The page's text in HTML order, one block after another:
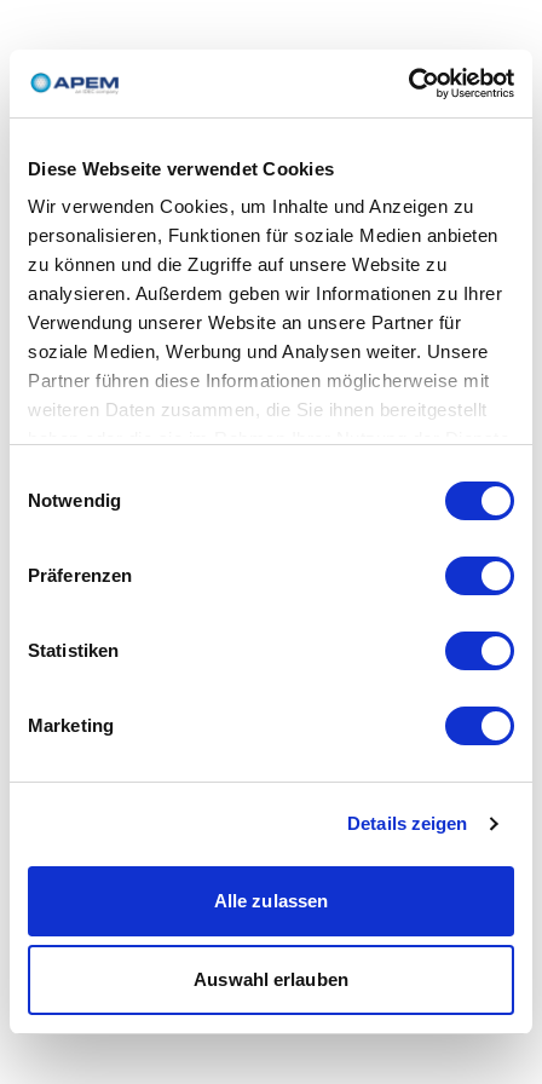
Diese Webseite verwendet Cookies
Wir verwenden Cookies, um Inhalte und Anzeigen zu
personalisieren, Funktionen für soziale Medien anbieten
zu können und die Zugriffe auf unsere Website zu
analysieren. Außerdem geben wir Informationen zu Ihrer
Verwendung unserer Website an unsere Partner für
soziale Medien, Werbung und Analysen weiter. Unsere
Partner führen diese Informationen möglicherweise mit
weiteren Daten zusammen, die Sie ihnen bereitgestellt
Notwendig
Präferenzen
Statistiken
Marketing
Details zeigen
Alle zulassen
Auswahl erlauben